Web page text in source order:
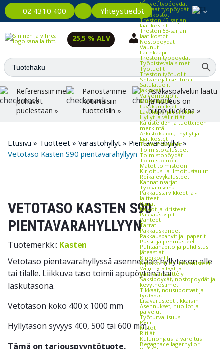
02 4310 400 Yhteystiedot
Kevyet työpöydät
Raskaat työpöydät
Laatikostot
Treston 45-sarjan
laatikostot
Treston 53-sarjan
laatikostot
Nostopöydät
Vaunut
Laitekaapit
Treston työpöydät
Työpistevalaisimet
Työtuolit
Treston työtuolit
Selkänojalliset tuolit
Satulatuolit
Jakkarat
Valvomotuolit
Muovilavat
Lavakaulukset
Lavahäkki ja rullakko
Hyllyt ja väliritilät
Kalusteiden ja tuotteiden
merkintä
Arkistokaapit, -hyllyt ja -
laatikostot
Toimistovaunut
Toimistokalusteet
Toimistopöydät
Toimistotuolit
Matot toimistoon
Kirjoitus- ja ilmoitustaulut
Reikälevykalusteet
Kannatinsarjat
Työkaluseinä
Pakkaustarvikkeet ja -
laitteet
Vaa'at
Kalvot ja kiristeet
Pakkausteipit
Vanteet
Tarrat
Pakkauskoneet
Pakkauspahvit ja -paperit
Pussit ja pehmusteet
Puhtaanapito ja puhdistus
Jäteastiat
Kippikontit
Kippikonttien lisävarusteet
Valuma-altaat ja
tynnyrinkäsittely
Saksipöydät, nostopöydät ja
kevytnostimet
Tikkaat, nousuportaat ja
työtasot
Lisävarusteet tikkaisiin
Asennukset, huollot ja
palvelut
Työturvallisuus
Peilit
Matot
Ritilät
Kulunohjaus ja varoitus
Begagnade lagerhyllor
25,5 % ALV
Referenssimme
puhuvat
puolestaan »
Panostamme
kotimaisiin
tuotteisiin »
Asiakaspalvelun laatu
ja nopeus on
huippuluokkaa »
Etusivu » Tuotteet » Varastohyllyt » Pientavarahyllyt»
Vetotaso Kasten S90 pientavarahyllyyn
VETOTASO KASTEN S90
PIENTAVARAHYLLYYN
Tuotemerkki: Kasten
Vetotaso pientavarahyllyssä asennetaan hyllytason alle
tai tilalle. Liikkuva taso toimii apupöytänä tai
laskutasona.
Vetotason koko 400 x 1000 mm
Hyllytason syvyys 400, 500 tai 600 mm.
Tämä on tarjouspyyntötuote.